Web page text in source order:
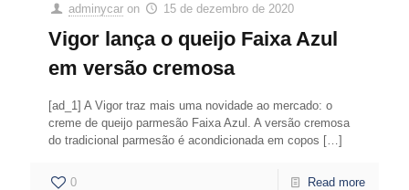
adminycar on 15 de dezembro de 2020
Vigor lança o queijo Faixa Azul
em versão cremosa
[ad_1] A Vigor traz mais uma novidade ao mercado: o
creme de queijo parmesão Faixa Azul. A versão cremosa
do tradicional parmesão é acondicionada em copos […]
0 Read more